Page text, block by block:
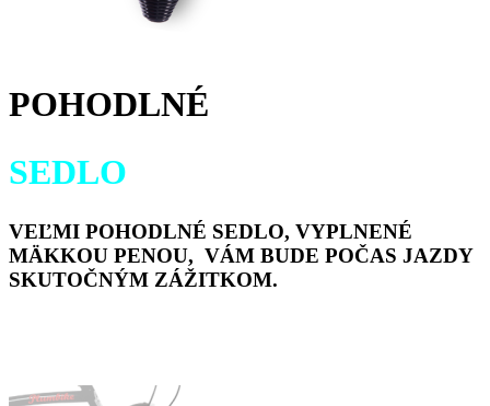
POHODLNÉ
SEDLO
VEĽMI POHODLNÉ SEDLO, VYPLNENÉ
MÄKKOU PENOU, VÁM BUDE POČAS JAZDY
SKUTOČNÝM ZÁŽITKOM.